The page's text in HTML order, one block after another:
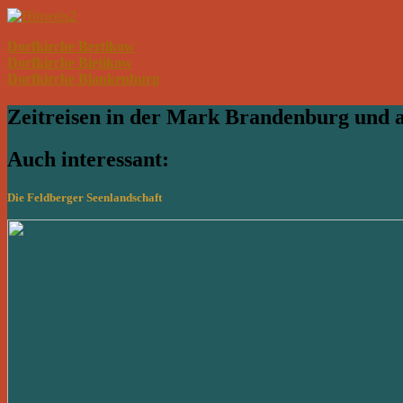
Dorfkirche Bertikow
Dorfkirche Bietikow
Dorfkirche Blankenburg
Zeitreisen in der Mark Brandenburg und
Auch interessant:
Die Feldberger Seenlandschaft